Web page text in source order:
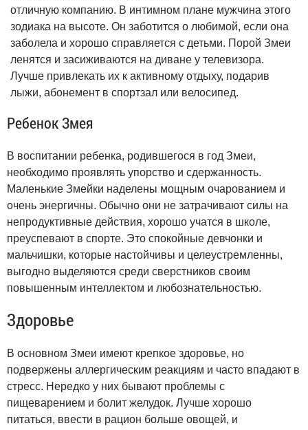
отличную компанию. В интимном плане мужчина этого
зодиака на высоте. Он заботится о любимой, если она
заболела и хорошо справляется с детьми. Порой Змеи
ленятся и засиживаются на диване у телевизора.
Лучше привлекать их к активному отдыху, подарив
лыжи, абонемент в спортзал или велосипед.
Ребенок Змея
В воспитании ребенка, родившегося в год Змеи,
необходимо проявлять упорство и сдержанность.
Маленькие Змейки наделены мощным очарованием и
очень энергичны. Обычно они не затрачивают силы на
непродуктивные действия, хорошо учатся в школе,
преуспевают в спорте. Это спокойные девчонки и
мальчишки, которые настойчивы и целеустремленны,
выгодно выделяются среди сверстников своим
повышенным интеллектом и любознательностью.
Здоровье
В основном Змеи имеют крепкое здоровье, но
подвержены аллергическим реакциям и часто впадают в
стресс. Нередко у них бывают проблемы с
пищеварением и болит желудок. Лучше хорошо
питаться, ввести в рацион больше овощей, и